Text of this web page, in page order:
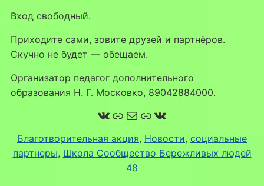
Вход свободный.
Приходите сами, зовите друзей и партнёров.
Скучно не будет — обещаем.
Организатор педагог дополнительного
образования Н. Г. Московко, 89042884000.
ВКонтакте
Ссылка
Почта
Ссылка
ВКонтакте
Благотворительная акция, Новости, социальные
партнеры, Школа Сообщество Бережливых людей
48